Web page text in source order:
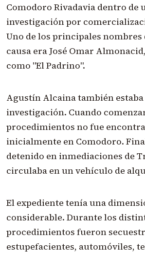
Comodoro Rivadavia dentro de
investigación por
Uno de los principales nombres
causa era José Omar
como "El Padrino".
Agustín Alcaina también estaba
investigación. Cuando
procedimientos no fue
inicialmente en Comodoro.
detenido en inmediaciones de
circulaba en un vehículo de
El expediente tenía una
considerable. Durante los
procedimientos fueron
estupefacientes, automóviles,